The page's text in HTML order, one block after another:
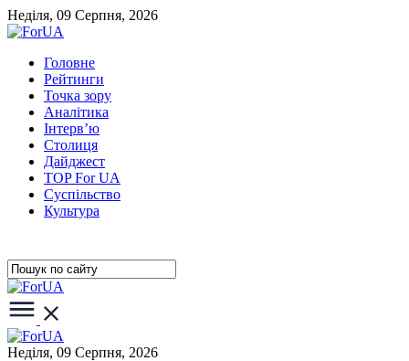
Неділя, 09 Серпня, 2026
Головне
Рейтинги
Точка зору
Аналітика
Інтерв’ю
Столиця
Дайджест
TOP For UA
Суспiльство
Культура
Неділя, 09 Серпня, 2026